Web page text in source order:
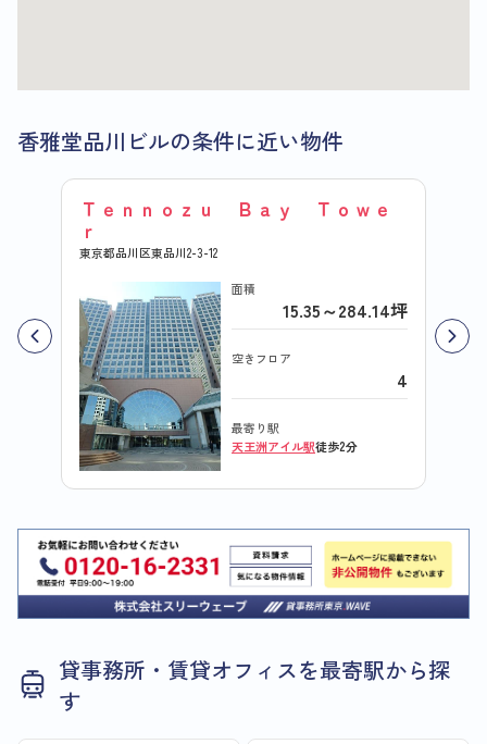
香雅堂品川ビルの条件に近い物件
Ｔｅｎｎｏｚｕ Ｂａｙ Ｔｏｗｅ
ｒ
東京都品川区東品川2-3-12
面積
15.35～284.14坪
空きフロア
4
最寄り駅
天王洲アイル駅徒歩2分
貸事務所・賃貸オフィスを最寄駅から探
す